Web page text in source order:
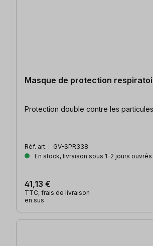
Masque de protection
Réf. art. : GV-SPR338
En stock, livraison sous 1-2 jours ouvrés
41,13 €
TTC, frais de livraison
en sus